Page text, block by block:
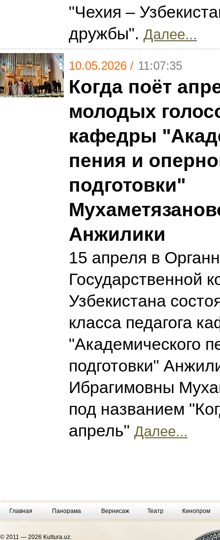
"Чехия –
дружбы". Далее...
10.05.2026 / 11:07:35
Когда поёт
молодых
кафедры
пения и
подготовки"
Анжилики
15 апреля в
Государственной
Узбекистана
класса педагога
"Академического
подготовки"
Ибрагимовны
под названием
апрель" Далее...
Главная Панорама Вернисаж Театр Кинопром
© 2011 — 2026 Kultura.uz.